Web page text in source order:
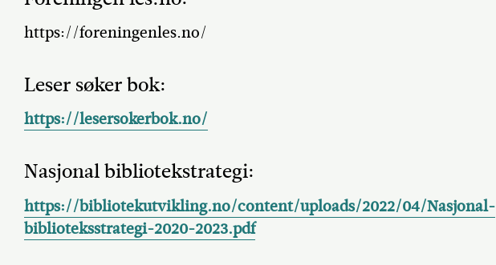
https://foreningenles.no/
Leser søker bok:
https://lesersokerbok.no/
Nasjonal bibliotekstrategi:
https://bibliotekutvikling.no/content/uploads/2022/04/Nasjonal-
biblioteksstrategi-2020-2023.pdf